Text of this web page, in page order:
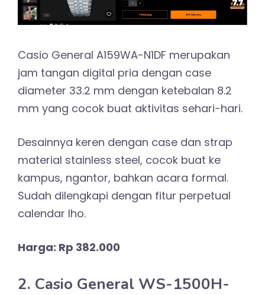
Casio General A159WA-N1DF merupakan
jam tangan digital pria dengan case
diameter 33.2 mm dengan ketebalan 8.2
mm yang cocok buat aktivitas sehari-hari.
Desainnya keren dengan case dan strap
material stainless steel, cocok buat ke
kampus, ngantor, bahkan acara formal.
Sudah dilengkapi dengan fitur perpetual
calendar lho.
Harga: Rp 382.000
2. Casio General WS-1500H-